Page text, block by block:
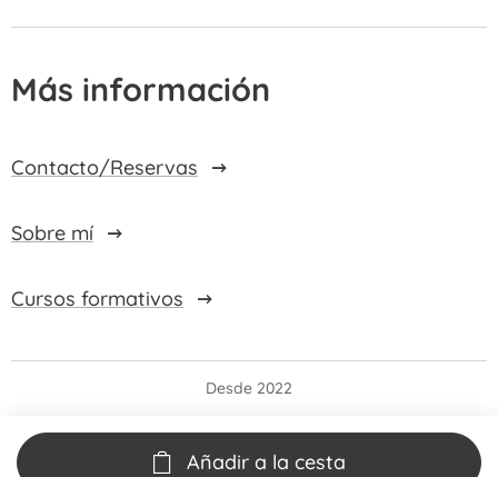
Añadir a la cesta
Más información
Contacto/Reservas
Sobre mí
Cursos formativos
Desde 2022